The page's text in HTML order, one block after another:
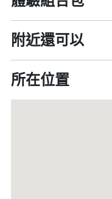
附近還可以
所在位置